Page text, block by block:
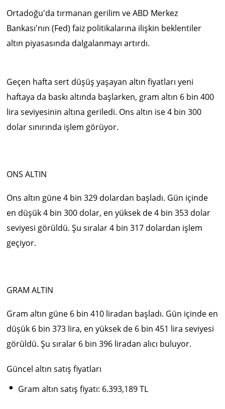
Ortadoğu'da tırmanan gerilim ve ABD Merkez
Bankası'nın (Fed) faiz politikalarına ilişkin beklentiler
altın piyasasında dalgalanmayı artırdı.
Geçen hafta sert düşüş yaşayan altın fiyatları yeni
haftaya da baskı altında başlarken, gram altın 6 bin 400
lira seviyesinin altına geriledi. Ons altın ise 4 bin 300
dolar sınırında işlem görüyor.
ONS ALTIN
Ons altın güne 4 bin 329 dolardan başladı. Gün içinde
en düşük 4 bin 300 dolar, en yüksek de 4 bin 353 dolar
seviyesi görüldü. Şu sıralar 4 bin 317 dolardan işlem
geçiyor.
GRAM ALTIN
Gram altın güne 6 bin 410 liradan başladı. Gün içinde en
düşük 6 bin 373 lira, en yüksek de 6 bin 451 lira seviyesi
görüldü. Şu sıralar 6 bin 396 liradan alıcı buluyor.
Güncel altın satış fiyatları
• Gram altın satış fiyatı: 6.393,189 TL